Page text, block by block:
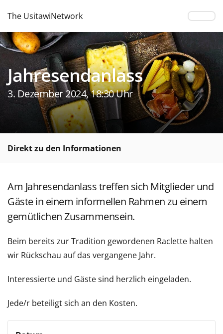
The UsitawiNetwork
Jahresendanlass
3. Dezember 2024, 18:30 Uhr
Direkt zu den Informationen
Am Jahresendanlass treffen sich Mitglieder und
Gäste in einem informellen Rahmen zu einem
gemütlichen Zusammensein.
Beim bereits zur Tradition gewordenen Raclette halten
wir Rückschau auf das vergangene Jahr.
Interessierte und Gäste sind herzlich eingeladen.
Jede/r beteiligt sich an den Kosten.